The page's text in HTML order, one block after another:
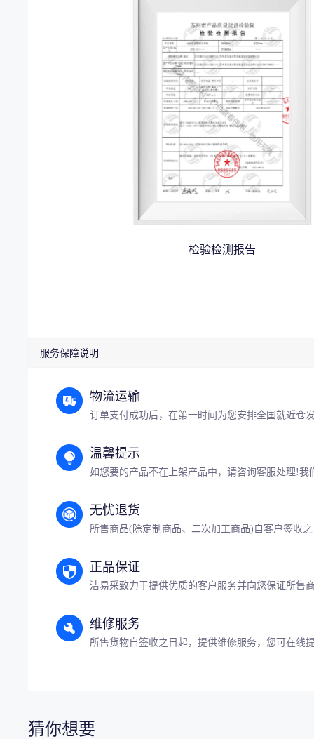
检验检测报告
服务保障说明
物流运输
订单支付成功后，在第一时间为您安排全国就近仓
温馨提示
如您要的产品不在上架产品中，请咨询客服处理!
无忧退货
所售商品(除定制商品、二次加工商品)自客户签收
正品保证
洁易采致力于提供优质的客户服务并向您保证所售
维修服务
所售货物自签收之日起，提供维修服务，您可在线
猜你想要